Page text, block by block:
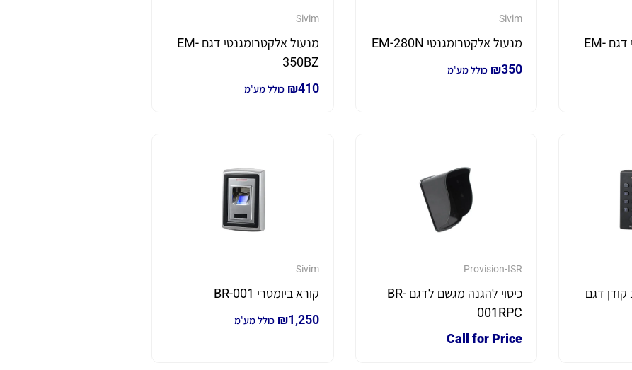
מנעול אלקטרומגנטי דגם EM-
Sivim
מנעול אלקטרומגנטי EM-280N
₪350 כולל מע"מ
Sivim
מנעול אלקטרומגנטי דגם EM-
350BZ
₪410 כולל מע"מ
קודן דגם
Provision-ISR
כיסוי להגנה מגשם לדגם BR-
001RPC
Call for Price
Sivim
קורא ביומטרי BR-001
₪1,250 כולל מע"מ